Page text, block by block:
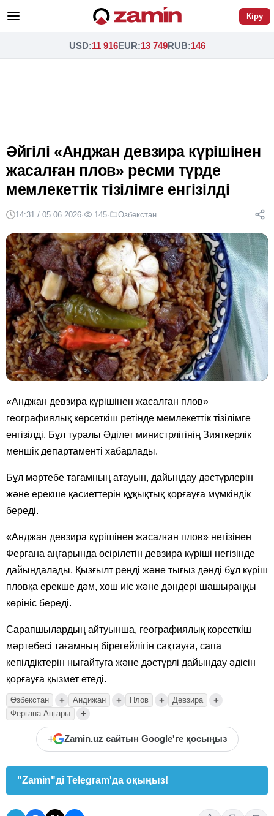
Кіру
USD:11 916EUR:13 749RUB:146
Әйгілі «Анджан девзира күрішінен
жасалған плов» ресми түрде
мемлекеттік тізілімге енгізілді
14:31 / 05.06.2026· 145· Өзбекстан
«Анджан девзира күрішінен жасалған плов»
географиялық көрсеткіш ретінде мемлекеттік тізілімге
енгізілді. Бұл туралы Әділет министрлігінің Зияткерлік
меншік департаменті хабарлады.
Бұл мәртебе тағамның атауын, дайындау дәстүрлерін
және ерекше қасиеттерін құқықтық қорғауға мүмкіндік
береді.
«Анджан девзира күрішінен жасалған плов» негізінен
Ферғана аңғарында өсірілетін девзира күріші негізінде
дайындалады. Қызғылт реңді және тығыз дәнді бұл күріш
пловқа ерекше дәм, хош иіс және дәндері шашыраңқы
көрініс береді.
Сарапшылардың айтуынша, географиялық көрсеткіш
мәртебесі тағамның бірегейлігін сақтауға, сапа
кепілдіктерін нығайтуға және дәстүрлі дайындау әдісін
қорғауға қызмет етеді.
Өзбекстан + Андижан + Плов + Девзира +
Ферғана Аңғары +
+ Zamin.uz сайтын Google'ге қосыңыз
"Zamin"ді Telegram'да оқыңыз!